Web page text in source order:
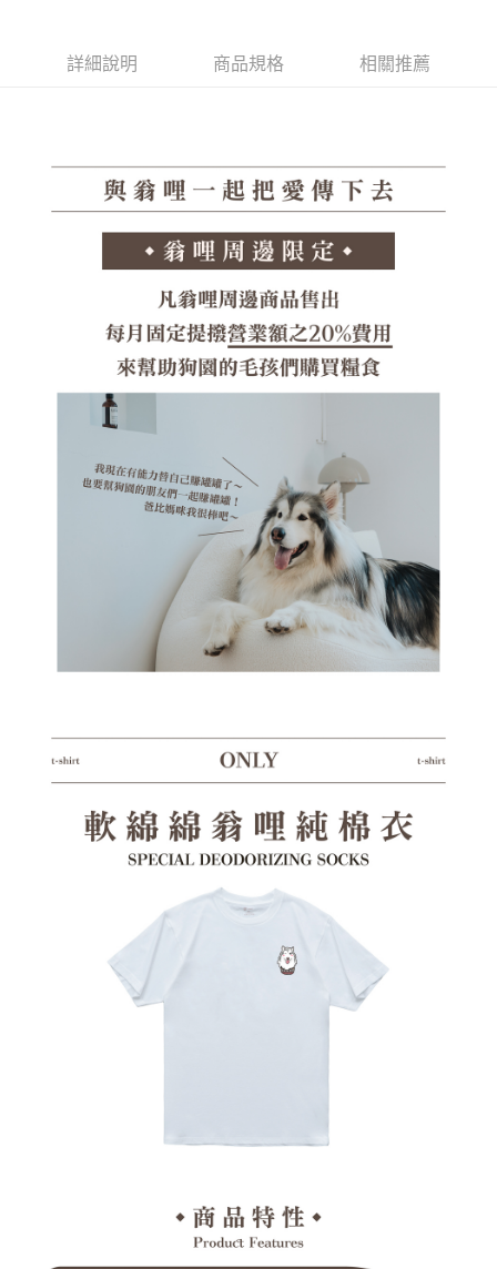
※ 交易是否成功請以「AFTEE先享後付 」之結帳頁面顯示為準，若有關於
１．透過由恩沛科技股份有限公司提供之「AFTEE先享後付」服務完成之交
易，需依本服務之必要範圍內提供個人資料，並將交易相關給付款項請求債
權轉讓予恩沛科技股份有限公司。
２．關於個人資料處理事宜，請瀏覽以下網址：
https://aftee.tw/terms/#terms3
３．未成年的使用者請事先徵得法定代理人或監護人之同意方可使用
「AFTEE先享後付」，若未經同意申辦者引起之損失，本公司不負相關責
４．使用「AFTEE先享後付」時，將依據個別帳號之用戶狀況，依本公司即
時審查核予不同之上限額度；若仍有額度不足之情形，本公司將視審查結果
請求用戶進行身份認證。
５．嚴禁一人註冊多個帳號或使用他人資訊註冊。若發現惡意使用之情形，
恩沛科技股份有限公司將有權停止該用戶之使用額度並採取法律行動。
付款後7-11取貨
每筆NT$100，滿NT$1,380(含以上)免運費
郵局(離島專用)
每筆NT$125，滿NT$1,380(含以上)免運費
詳細說明 商品規格 相關推薦